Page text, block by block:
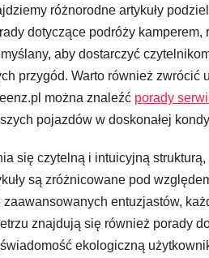
różnorodne artykuły
dotyczące podróży
aby dostarczyć
przygód. Warto również
można znaleźć porady
pojazdów w doskonałej
się czytelną i intuicyjną
są zróżnicowane pod
zaawansowanych entuzjastów,
znajdują się również porady
ekologiczną